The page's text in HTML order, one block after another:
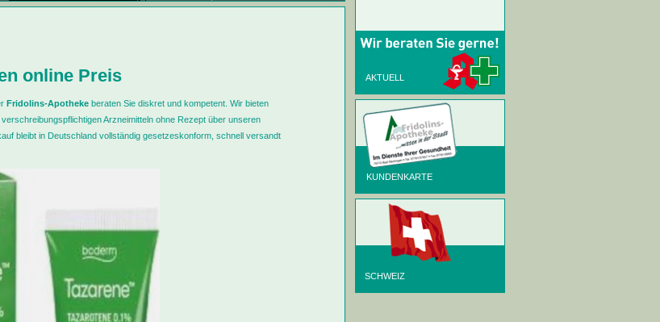
online Preis
Fridolins-Apothekeberaten Sie diskret und kompetent. Wir bieten
verschreibungspflichtigen Arzneimitteln ohne Rezept über unseren
bleibt in Deutschland vollständig gesetzeskonform, schnell versandt
AKTUELL
KUNDENKARTE
SCHWEIZ